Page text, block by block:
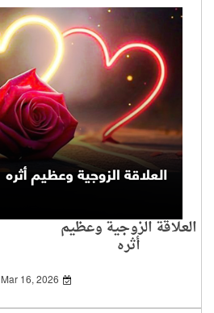
العلاقة الزوجية وعظيم
أثره
Mar 16, 2026